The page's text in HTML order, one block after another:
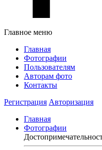
Главное меню
Главная
Фотографии
Пользователям
Авторам фото
Контакты
Регистрация Авторизация
Главная
Фотографии